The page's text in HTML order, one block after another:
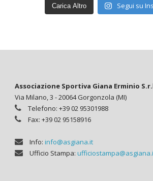
Carica Altro Segui su
Associazione Sportiva Giana Erminio
Via Milano, 3 - 20064 Gorgonzola (MI)
Telefono: +39 02 95301988
Fax: +39 02 95158916
Info: info@asgiana.it
Ufficio Stampa: